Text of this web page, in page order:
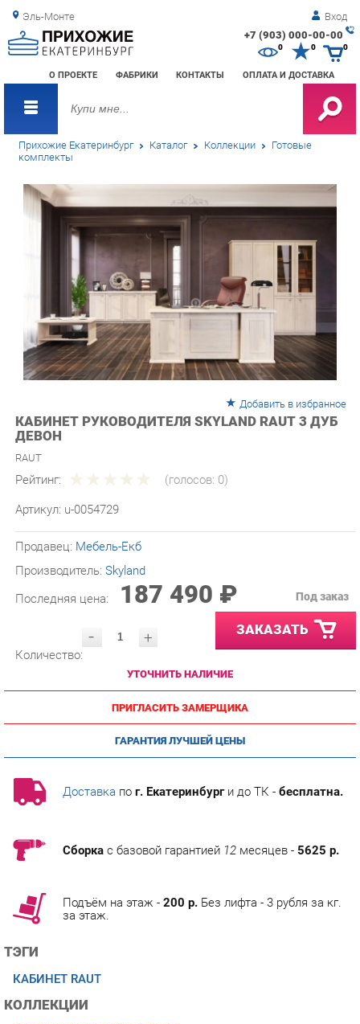
Эль-Монте Вход
+7 (903) 000-00-00
О ПРОЕКТЕ ФАБРИКИ КОНТАКТЫ ОПЛАТА И ДОСТАВКА
0 0
Прихожие Екатеринбург Каталог Коллекции Готовые
комплекты
КАБИНЕТ РУКОВОДИТЕЛЯ SKYLAND RAUT 3 ДУБ
ДЕВОН
RAUT
Рейтинг:
u-0054729
Производитель:Skyland
Последняя цена: 187 490 ₽
- ЗАКАЗАТЬ
УТОЧНИТЬ НАЛИЧИЕ
ПРИГЛАСИТЬ ЗАМЕРЩИКА
ГАРАНТИЯ ЛУЧШЕЙ ЦЕНЫ
Доставкапог. Екатеринбурги до ТК -бесплатна.
ТЭГИ